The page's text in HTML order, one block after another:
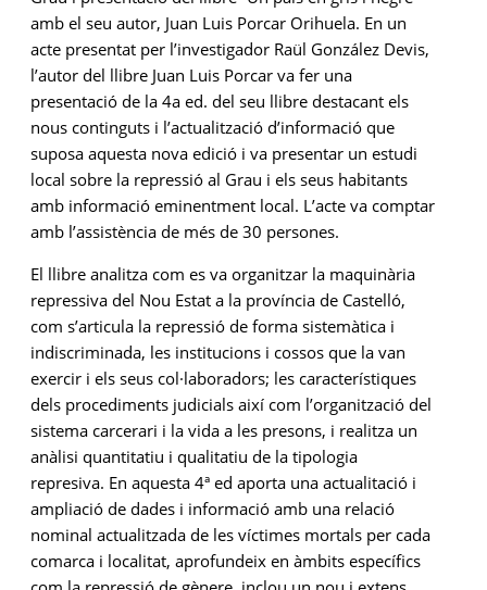
amb el seu autor, Juan Luis Porcar Orihuela. En un
acte presentat per l’investigador Raül González Devis,
l’autor del llibre Juan Luis Porcar va fer una
presentació de la 4a ed. del seu llibre destacant els
nous continguts i l’actualització d’informació que
suposa aquesta nova edició i va presentar un estudi
local sobre la repressió al Grau i els seus habitants
amb informació eminentment local. L’acte va comptar
amb l’assistència de més de 30 persones.
El llibre analitza com es va organitzar la maquinària
repressiva del Nou Estat a la província de Castelló,
com s’articula la repressió de forma sistemàtica i
indiscriminada, les institucions i cossos que la van
exercir i els seus col·laboradors; les característiques
dels procediments judicials així com l’organització del
sistema carcerari i la vida a les presons, i realitza un
anàlisi quantitatiu i qualitatiu de la tipologia
represiva. En aquesta 4ª ed aporta una actualitació i
ampliació de dades i informació amb una relació
nominal actualitzada de les víctimes mortals per cada
comarca i localitat, aprofundeix en àmbits específics